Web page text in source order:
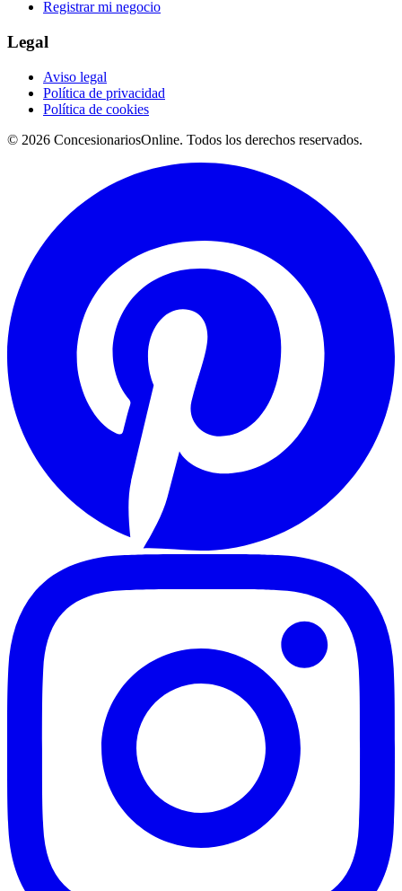
Registrar mi negocio
Legal
Aviso legal
Política de privacidad
Política de cookies
© 2026 ConcesionariosOnline. Todos los derechos reservados.